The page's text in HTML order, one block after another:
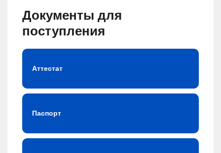
Документы для
поступления
Аттестат
Паспорт